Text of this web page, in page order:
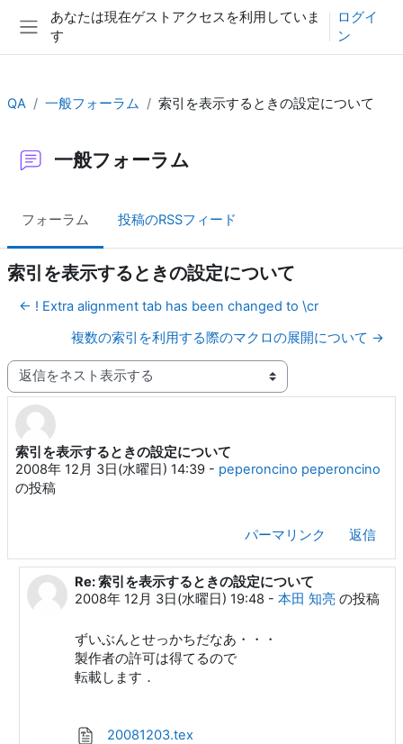
メインコンテンツへスキップする
サイドパネル
あなたは現在ゲストアクセスを利用していま
す
ログイ
ン
QA 一般フォーラム 索引を表示するときの設定について
一般フォーラム
フォーラム 投稿のRSSフィード
索引を表示するときの設定について
← ! Extra alignment tab has been changed to \cr
複数の索引を利用する際のマクロの展開について →
表示モード
索引を表示するときの設定について
2008年 12月 3日(水曜日) 14:39 - peperoncino peperoncino
の投稿
返信数: 2
パーマリンク 返信
peperoncino peperoncino への返信
Re: 索引を表示するときの設定について
2008年 12月 3日(水曜日) 19:48 - 本田 知亮の投稿
ずいぶんとせっかちだなあ・・・
製作者の許可は得てるので
転載します．
20081203.tex